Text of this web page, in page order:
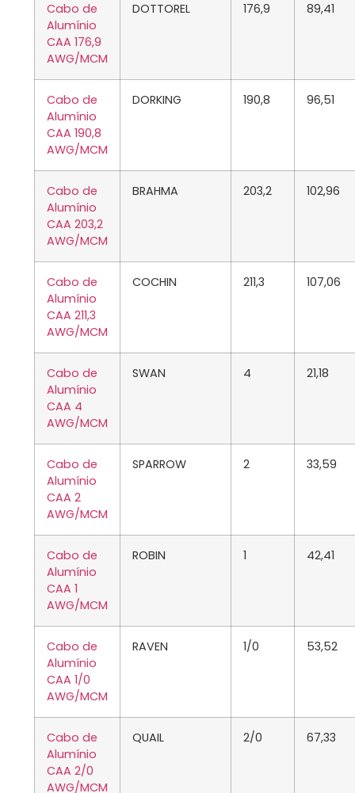
Cabo de
Alumínio
CAA 176,9
AWG/MCM
DOTTOREL 176,9 89,41
Cabo de
Alumínio
CAA 190,8
AWG/MCM
DORKING 190,8 96,51
Cabo de
Alumínio
CAA 203,2
AWG/MCM
BRAHMA 203,2 102,96
Cabo de
Alumínio
CAA 211,3
AWG/MCM
COCHIN 211,3 107,06
Cabo de
Alumínio
CAA 4
AWG/MCM
SWAN 4 21,18
Cabo de
Alumínio
CAA 2
AWG/MCM
SPARROW 2 33,59
Cabo de
Alumínio
CAA 1
AWG/MCM
ROBIN 1 42,41
Cabo de
Alumínio
CAA 1/0
AWG/MCM
RAVEN 1/0 53,52
Cabo de
Alumínio
CAA 2/0
AWG/MCM
QUAIL 2/0 67,33